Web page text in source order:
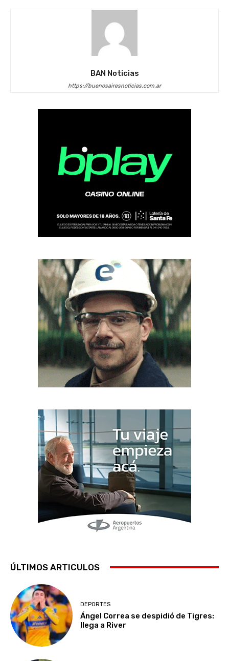
BAN Noticias
https://buenosairesnoticias.com.ar
ÚLTIMOS ARTICULOS
DEPORTES
Ángel Correa se despidió de Tigres:
llega a River